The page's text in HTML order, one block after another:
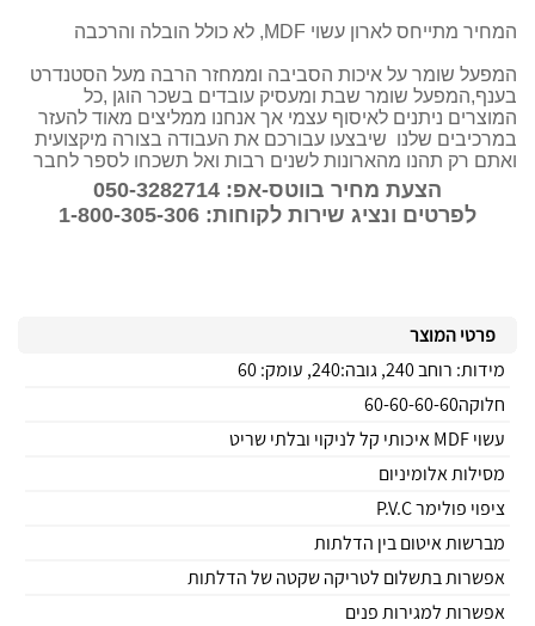
המחיר מתייחס לארון עשוי MDF, לא כולל הובלה והרכבה
המפעל שומר על איכות הסביבה וממחזר הרבה מעל הסטנדרט
בענף,המפעל שומר שבת ומעסיק עובדים בשכר הוגן ,כל
המוצרים ניתנים לאיסוף עצמי אך אנחנו ממליצים מאוד להעזר
במרכיבים שלנו שיבצעו עבורכם את העבודה בצורה מיקצועית
ואתם רק תהנו מהארונות לשנים רבות ואל תשכחו לספר לחבר
הצעת מחיר בווטס-אפ: 050-3282714
לפרטים ונציג שירות לקוחות: 1-800-305-306
פרטי המוצר
מידות: רוחב 240, גובה:240, עומק: 60
חלוקה60-60-60-60
עשוי MDF איכותי קל לניקוי ובלתי שריט
מסילות אלומיניום
ציפוי פולימר P.V.C
מברשות איטום בין הדלתות
אפשרות בתשלום לטריקה שקטה של הדלתות
אפשרות למגירות פנים